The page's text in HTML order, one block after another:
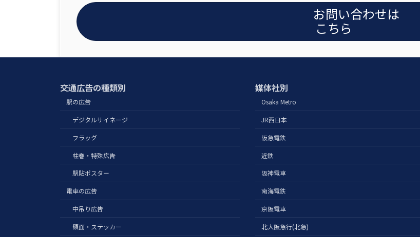
お問い合わせは
こちら
交通広告の種類別
駅の広告
デジタルサイネージ
フラッグ
柱巻・特殊広告
駅貼ポスター
電車の広告
中吊り広告
額面・ステッカー
媒体社別
Osaka Metro
JR西日本
阪急電鉄
近鉄
阪神電車
南海電鉄
京阪電車
北大阪急行(北急)